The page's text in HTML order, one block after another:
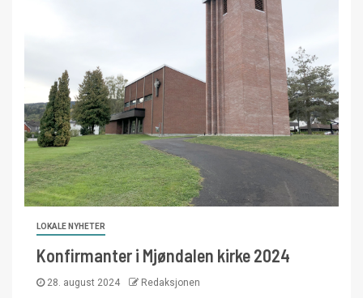
LOKALE NYHETER
Konfirmanter i Mjøndalen kirke 2024
28. august 2024 Redaksjonen